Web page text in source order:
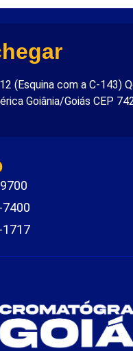
(Esquina com a C-143)
Goiânia/Goiás CEP
1717